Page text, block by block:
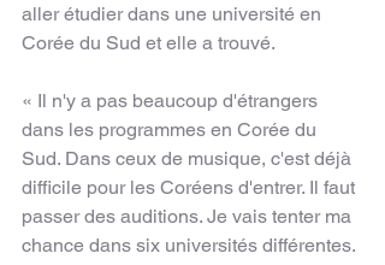
aller étudier dans une université en
Corée du Sud et elle a trouvé.
« Il n'y a pas beaucoup d'étrangers
dans les programmes en Corée du
Sud. Dans ceux de musique, c'est déjà
difficile pour les Coréens d'entrer. Il faut
passer des auditions. Je vais tenter ma
chance dans six universités différentes.